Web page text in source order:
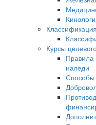
Курсы
Правила
наледи
Способы